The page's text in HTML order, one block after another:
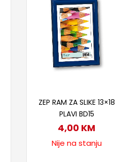
ZEP RAM ZA SLIKE 13×18
PLAVI BD15
4,00 KM
Nije na stanju